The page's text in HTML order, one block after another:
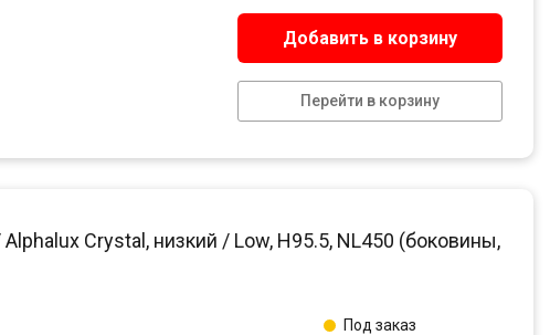
Добавить в корзину
Перейти в корзину
Crystal, низкий / Low, H95.5, NL450 (боковины,
Под заказ